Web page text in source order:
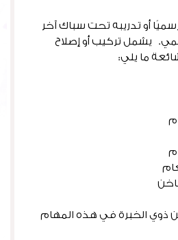
أو تدريبه تحت سباك آخر
يشمل تركيب أو إصلاح
ما يلي:
الخبرة في هذه المهام